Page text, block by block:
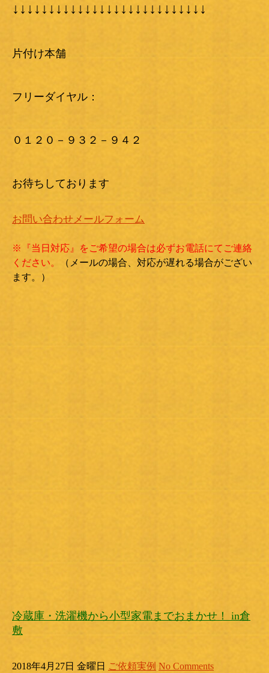
↓↓↓↓↓↓↓↓↓↓↓↓↓↓↓↓↓↓↓↓↓↓↓↓↓↓↓
片付け本舗
フリーダイヤル：
０１２０－９３２－９４２
お待ちしております
お問い合わせメールフォーム
※『当日対応』をご希望の場合は必ずお電話にてご連絡
ください。
（メールの場合、対応が遅れる場合がござい
ます。）
冷蔵庫・洗濯機から小型家電までおまかせ！ in倉
敷
2018年4月27日 金曜日 ご依頼実例 No Comments